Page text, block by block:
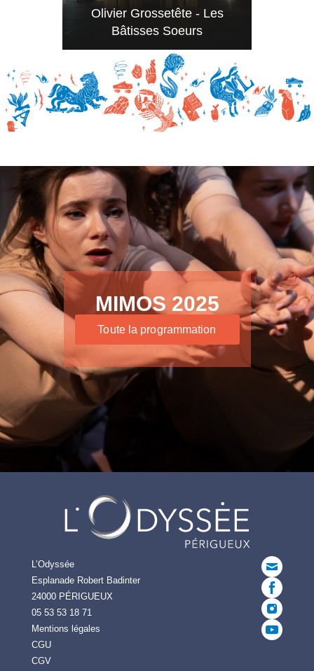
Olivier Grossetête - Les
Bâtisses Soeurs
MIMOS 2025
Toute la programmation
L’Odyssée
Esplanade Robert Badinter
24000 PÉRIGUEUX
05 53 53 18 71
Mentions légales
CGU
CGV